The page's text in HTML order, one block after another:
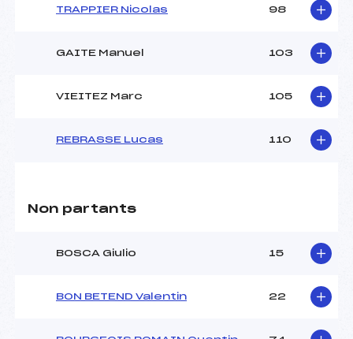
TRAPPIER Nicolas 98
GAITE Manuel 103
VIEITEZ Marc 105
REBRASSE Lucas 110
Non partants
BOSCA Giulio 15
BON BETEND Valentin 22